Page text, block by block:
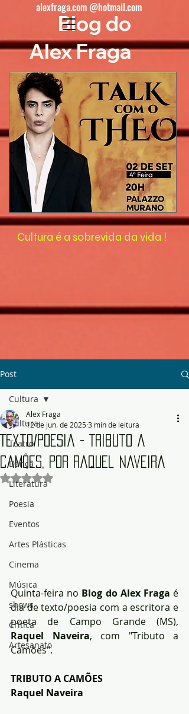
Cultura é a sobrevida da vida !
Blog do
Alex Fraga
alexfraga.com @hotmail.com
Post
Cultura
Teatro
Dança
Literatura
Poesia
Eventos
Artes Plásticas
Cinema
Música
shows
Crítica
Artesanato
Cultura
Texto/Poesia - Tributo a
Camões, por Raquel Naveira
Alex Fraga
12 de jun. de 20253 min de leitura
Avaliado com NaN de 5 estrelas.
Quinta-feira no Blog do Alex Fraga é
dia de texto/poesia com a escritora e
poeta de Campo Grande (MS),
Raquel Naveira, com "Tributo a
Camões".
TRIBUTO A CAMÕES
Raquel Naveira